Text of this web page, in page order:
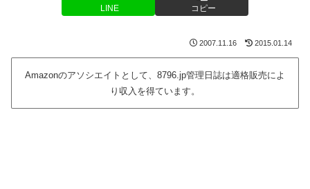
LINE コピー
2007.11.16 2015.01.14
Amazonのアソシエイトとして、8796.jp管理日誌は適格販売によ
り収入を得ています。